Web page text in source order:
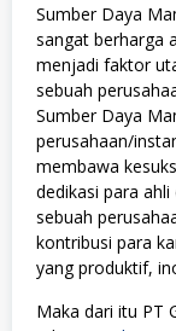
Sumber Daya
sangat berharga
menjadi faktor
sebuah
Sumber Daya
perusahaan/
membawa
dedikasi para
sebuah
kontribusi para
yang produktif,
Maka dari itu PT